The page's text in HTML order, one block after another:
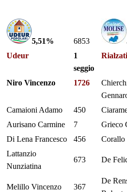
5,51% 6853
Udeur
1
seggio
Niro Vincenzo 1726
Camaioni Adamo 450
Aurisano Carmine 7
Grieco
Di Lena Francesco 456 Corallo
Lattanzio
Nunziatina
673 De
Melillo Vincenzo 367
De